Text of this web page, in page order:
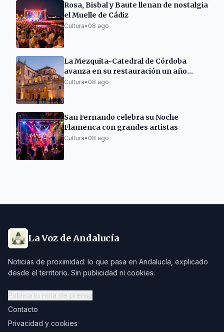
Rosa, Bisbal y Baute llenan de nostalgia
el Muelle de Cádiz
Cultura• 08 ago
La Mezquita-Catedral de Córdoba
avanza en su restauración un año
después del incendio
Cultura• 08 ago
San Fernando celebra su Noche
Flamenca con grandes artistas
Cultura• 08 ago
La Voz de Andalucía
Noticias de proximidad: lo que pasa en Andalucía, explicado
desde el territorio. Sin publicidad ni cookies.
Publica tu nota de prensa
Contacto
Privacidad y cookies